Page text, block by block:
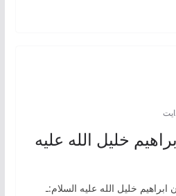
خلیل الله علیه
میهمان ابراهیم خلیل الله علیه السلام:ـ